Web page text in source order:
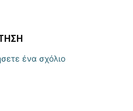
ένα σχόλιο